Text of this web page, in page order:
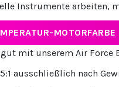
Instrumente arbeiten,
MOTORFARBE
gut mit unserem Air
ausschließlich nach